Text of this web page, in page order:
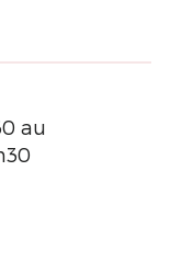
au